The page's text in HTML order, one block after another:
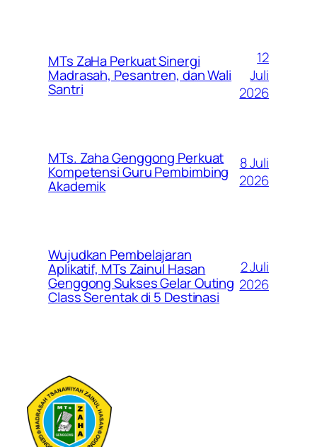
MTs ZaHa Perkuat Sinergi
Madrasah, Pesantren, dan Wali
Santri
12
Juli
2026
MTs. Zaha Genggong Perkuat
Kompetensi Guru Pembimbing
Akademik
8 Juli
2026
Wujudkan Pembelajaran
Aplikatif, MTs Zainul Hasan
Genggong Sukses Gelar Outing
Class Serentak di 5 Destinasi
2 Juli
2026